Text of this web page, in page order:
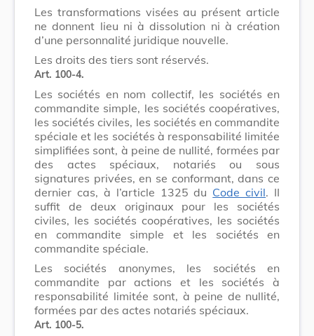
Les transformations visées au présent article
ne donnent lieu ni à dissolution ni à création
d’une personnalité juridique nouvelle.
Les droits des tiers sont réservés.
Art. 100-4.
Les sociétés en nom collectif, les sociétés en
commandite simple, les sociétés coopératives,
les sociétés civiles, les sociétés en commandite
spéciale et les sociétés à responsabilité limitée
simplifiées sont, à peine de nullité, formées par
des actes spéciaux, notariés ou sous
signatures privées, en se conformant, dans ce
dernier cas, à l’article 1325 du Code civil. II
suffit de deux originaux pour les sociétés
civiles, les sociétés coopératives, les sociétés
en commandite simple et les sociétés en
commandite spéciale.
Les sociétés anonymes, les sociétés en
commandite par actions et les sociétés à
responsabilité limitée sont, à peine de nullité,
formées par des actes notariés spéciaux.
Art. 100-5.